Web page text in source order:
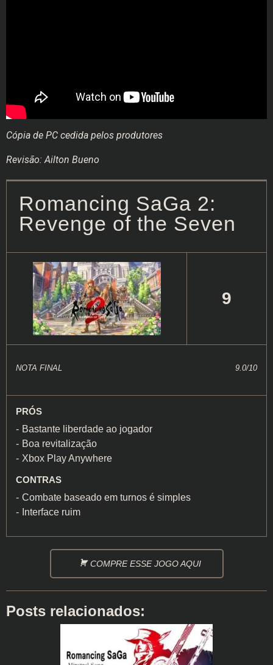
Cópia de PC cedida pelos produtores
Revisão: Ailton Bueno
Romancing SaGa 2:
Revenge of the Seven
9
NOTA FINAL 9.0/10
PRÓS
Bastante liberdade ao jogador
Boa revitalização
Xbox Play Anywhere
CONTRAS
Combate baseado em turnos é simples
Interface ruim
COMPRE ESSE JOGO AQUI
Posts relacionados: